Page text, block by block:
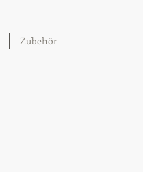
Zubehör